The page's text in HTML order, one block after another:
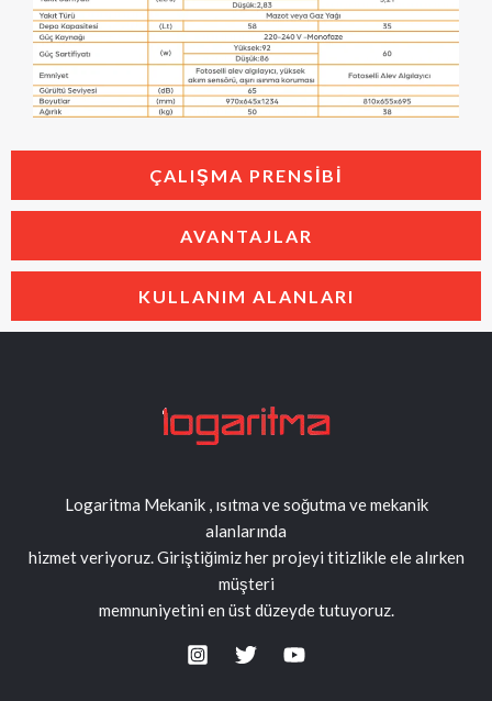
ÇALIŞMA PRENSIBI
AVANTAJLAR
KULLANIM ALANLARI
Logaritma Mekanik , ısıtma ve soğutma ve mekanik
alanlarında
hizmet veriyoruz. Giriştiğimiz her projeyi titizlikle ele alırken
müşteri
memnuniyetini en üst düzeyde tutuyoruz.